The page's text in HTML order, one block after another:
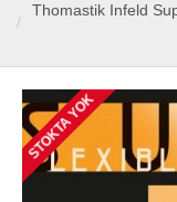
Thomastik Infeld
STOKTA YOK